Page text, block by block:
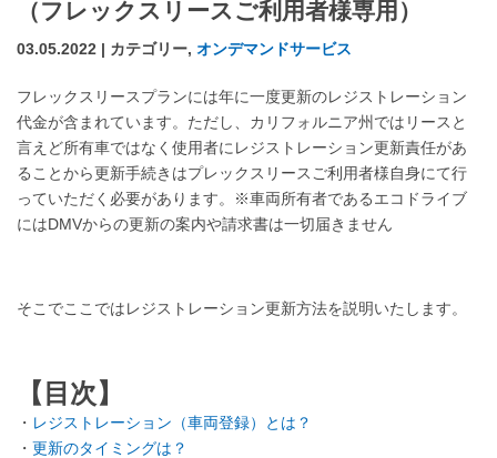
（フレックスリースご利用者様専用）
03.05.2022 | カテゴリー, オンデマンドサービス
フレックスリースプランには年に一度更新のレジストレーション
代金が含まれています。ただし、カリフォルニア州ではリースと
言えど所有車ではなく使用者にレジストレーション更新責任があ
ることから更新手続きはプレックスリースご利用者様自身にて行
っていただく必要があります。※車両所有者であるエコドライブ
にはDMVからの更新の案内や請求書は一切届きません
そこでここではレジストレーション更新方法を説明いたします。
【目次】
・ レジストレーション（車両登録）とは？
・ 更新のタイミングは？